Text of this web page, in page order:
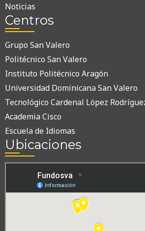
Noticias
Centros
Grupo San Valero
Politécnico San Valero
Instituto Politécnico Aragón
Universidad Dominicana San Valero
Tecnológico Cardenal López
Academia Cisco
Escuela de Idiomas
Ubicaciones